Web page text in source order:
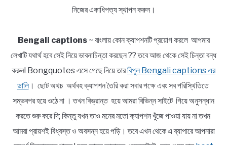
নিজের একাধিপত্য স্থাপন করুন।
Bengali captions~ বাংলায় কোন ক্যাপশনটি প্রয়োগ করলে আপমার
লেখাটি যথার্থ হবে সেই নিয়ে ভাবনাচিন্তা করছেন ?? তবে আজ থেকে সেই চিন্তা বন্ধ
করুন! Bongquotes এসে গেছে নিয়ে তারবিপুল Bengali captions এর
ডালি। ছোট অথচ অর্থবহ ক্যাপশন তৈরি করা সবার পক্ষে এবং সব পরিস্থিতিতে
সম্ভবপর হয়ে ওঠে না । তখন বিভ্রান্ত হয়ে আমরা বিভিন্ন সাইটে গিয়ে অনুসন্ধান
করতে শুরু করে দি; কিন্তু যখন তাও মনের মতো ক্যাপশন খুঁজে পাওয়া যায় না তখন
আমরা প্রায়শই বিধ্বস্ত ও অবসন্ন হয়ে পড়ি। তবে এখন থেকে এ ব্যাপারে আপনারা